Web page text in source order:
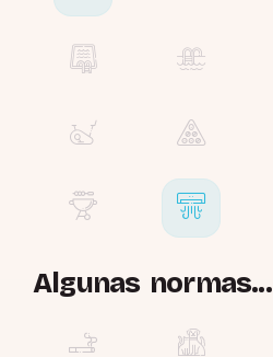
Algunas normas...